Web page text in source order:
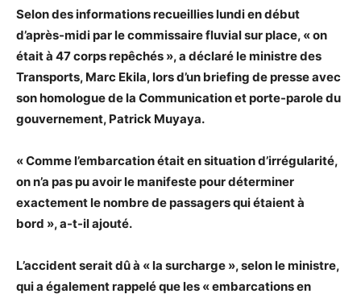
Selon des informations recueillies lundi en début
d’après-midi par le commissaire fluvial sur place, « on
était à 47 corps repêchés », a déclaré le ministre des
Transports, Marc Ekila, lors d’un briefing de presse avec
son homologue de la Communication et porte-parole du
gouvernement, Patrick Muyaya.
« Comme l’embarcation était en situation d’irrégularité,
on n’a pas pu avoir le manifeste pour déterminer
exactement le nombre de passagers qui étaient à
bord », a-t-il ajouté.
L’accident serait dû à « la surcharge », selon le ministre,
qui a également rappelé que les « embarcations en